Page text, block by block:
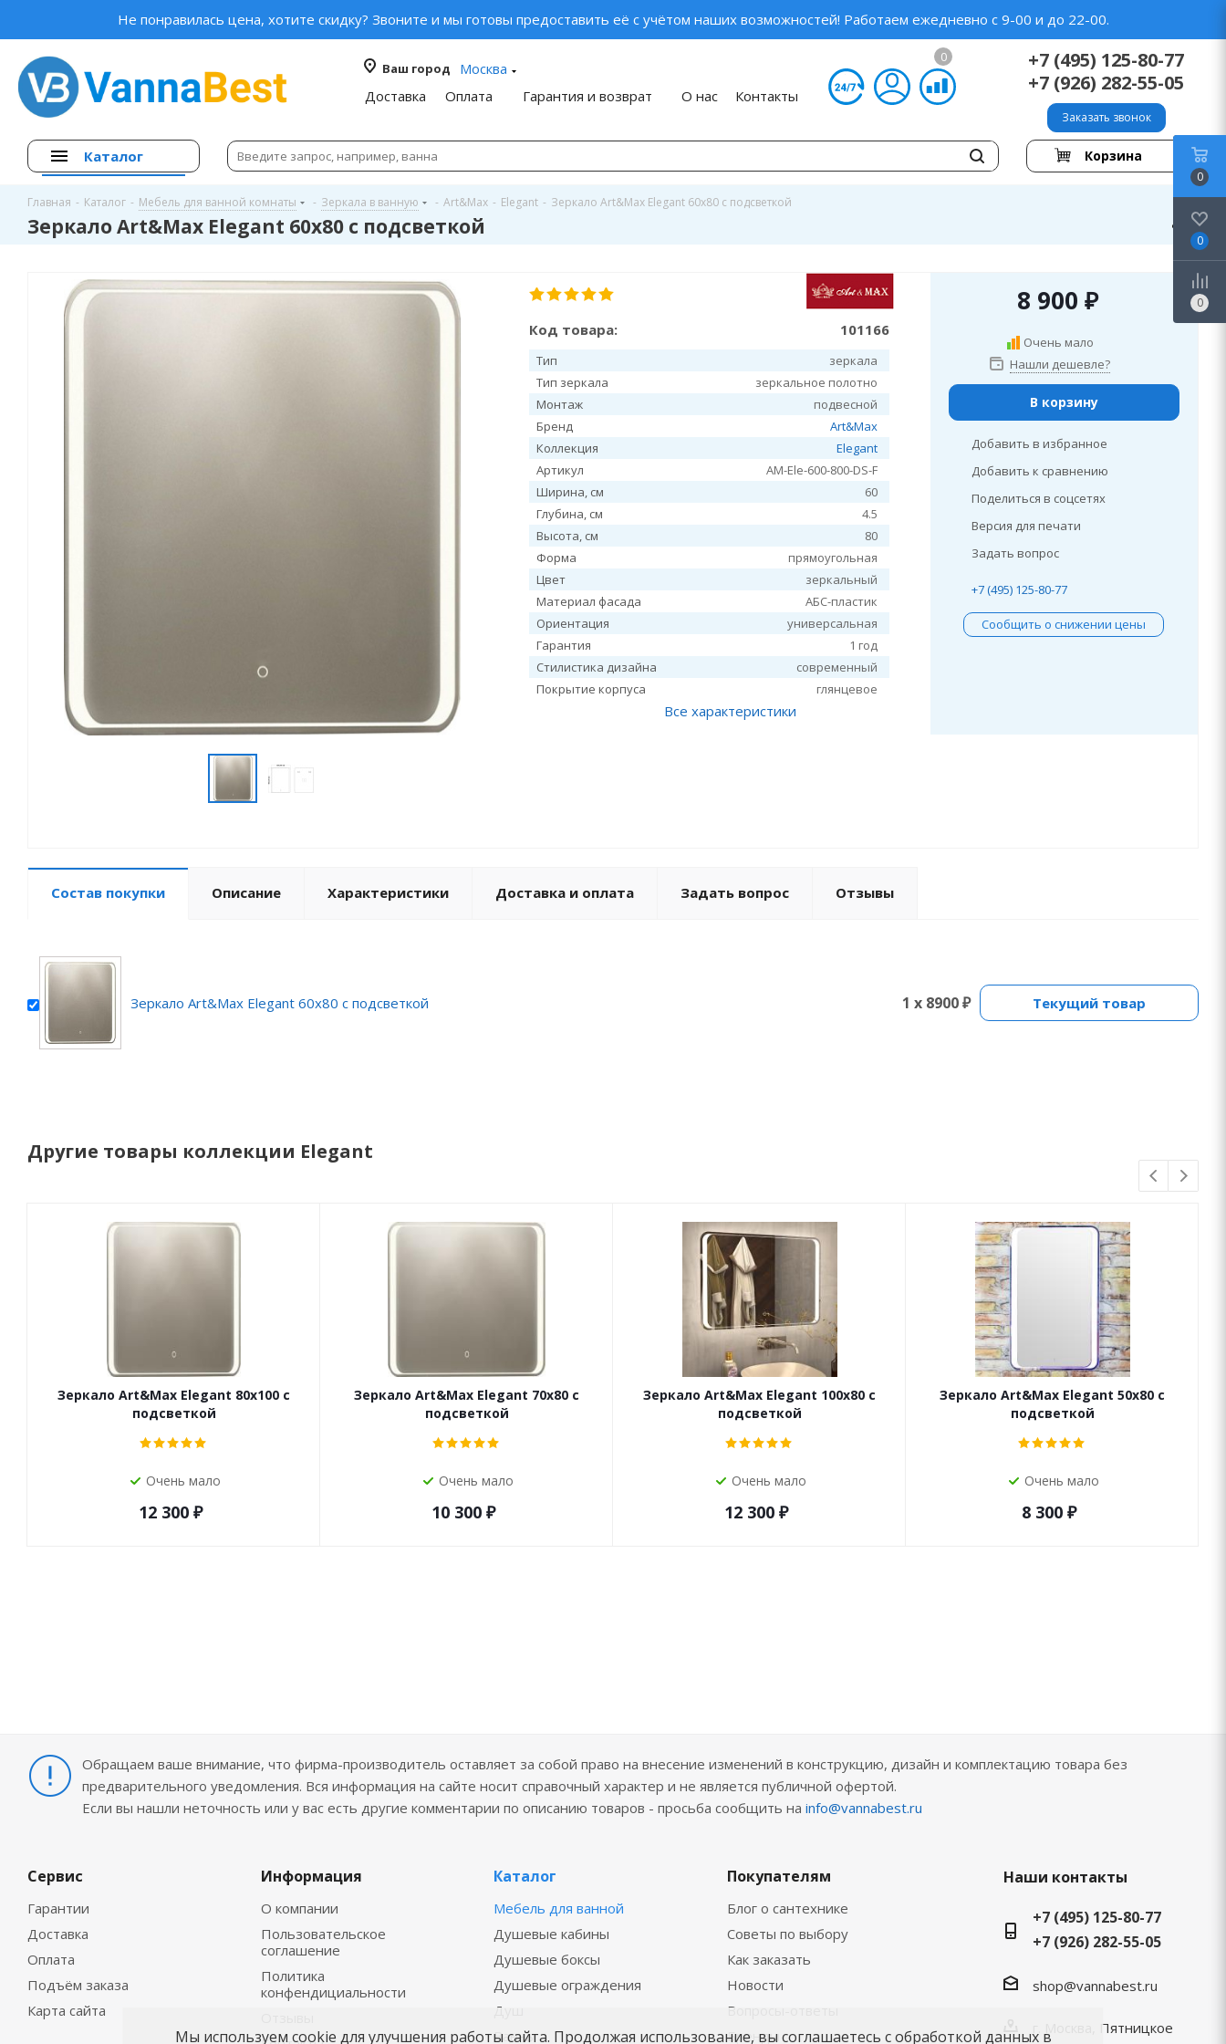
Не понравилась цена, хотите скидку? Звоните и мы готовы предоставить её с учётом наших возможностей! Работаем ежедневно с 9-00 и до 22-00.
Ваш город
Москва
Доставка
Оплата Гарантия и возврат О нас Контакты
0
+7 (495) 125-80-77
+7 (926) 282-55-05
Заказать звонок
Каталог Корзина
Главная - Каталог - Мебель для ванной комнаты - Зеркала в ванную - Art&Max - Elegant - Зеркало Art&Max Elegant 60х80 с подсветкой
Зеркало Art&Max Elegant 60х80 с подсветкой
Код товара: 101166
Тип
зеркала
Тип зеркала
зеркальное полотно
Монтаж
подвесной
Бренд
Art&Max
Коллекция
Elegant
Артикул
AM-Ele-600-800-DS-F
Ширина, см
60
Глубина, см
4.5
Высота, см
80
Форма
прямоугольная
Цвет
зеркальный
Материал фасада
АБС-пластик
Ориентация
универсальная
Гарантия
1 год
Стилистика дизайна
современный
Покрытие корпуса
глянцевое
Все характеристики
8 900 ₽
Очень мало
Нашли дешевле?
В корзину
Добавить в избранное
Добавить к сравнению
Поделиться в соцсетях
Версия для печати
Задать вопрос
+7 (495) 125-80-77
Сообщить о снижении цены
Состав покупки Описание Характеристики Доставка и оплата Задать вопрос Отзывы
Зеркало Art&Max Elegant 60х80 с подсветкой 1 x 8900 ₽ Текущий товар
Другие товары коллекции Elegant
Зеркало Art&Max Elegant 80х100 с
подсветкой
Очень мало
12 300 ₽
Зеркало Art&Max Elegant 70х80 с
подсветкой
Очень мало
10 300 ₽
Зеркало Art&Max Elegant 100х80 с
подсветкой
Очень мало
12 300 ₽
Зеркало Art&Max Elegant 50х80 с
подсветкой
Очень мало
8 300 ₽
Обращаем ваше внимание, что фирма-производитель оставляет за собой право на внесение изменений в конструкцию, дизайн и комплектацию товара без
предварительного уведомления. Вся информация на сайте носит справочный характер и не является публичной офертой.
Если вы нашли неточность или у вас есть другие комментарии по описанию товаров - просьба сообщить на info@vannabest.ru
Сервис
Гарантии
Доставка
Оплата
Подъём заказа
Карта сайта
Информация
О компании
Пользовательское
соглашение
Политика
конфендициальности
Каталог
Мебель для ванной
Душевые кабины
Душевые боксы
Душевые ограждения
Душ
Ванны
Покупателям
Блог о сантехнике
Советы по выбору
Как заказать
Новости
Вопросы-ответы
Бренды
Наши контакты
+7 (495) 125-80-77
+7 (926) 282-55-05
shop@vannabest.ru
г. Москва, Пятницкое
0
0
0
Мы используем cookie для улучшения работы сайта. Продолжая использование, вы соглашаетесь с обработкой данных в